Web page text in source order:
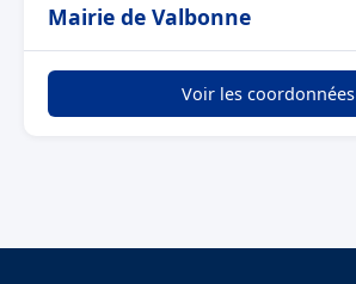
Mairie de Valbonne
Voir les coordonnées